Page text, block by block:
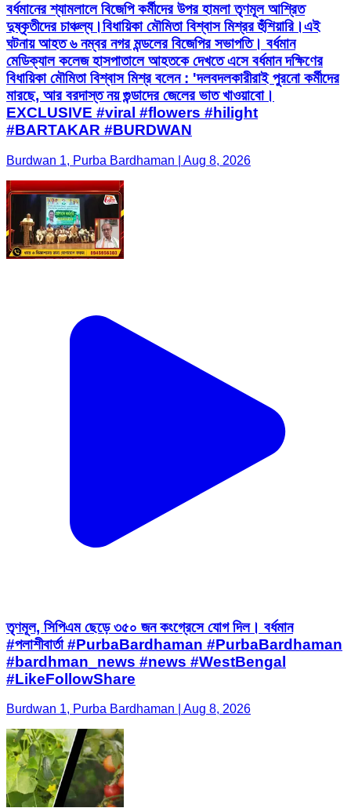
বর্ধমানের শ্যামলালে বিজেপি কর্মীদের উপর হামলা তৃণমূল আশ্রিত
দুষ্কৃতীদের চাঞ্চল্য।বিধায়িকা মৌমিতা বিশ্বাস মিশ্রর হুঁশিয়ারি।এই
ঘটনায় আহত ৬ নম্বর নগর মন্ডলের বিজেপির সভাপতি। বর্ধমান
মেডিক্যাল কলেজ হাসপাতালে আহতকে দেখতে এসে বর্ধমান দক্ষিণের
বিধায়িকা মৌমিতা বিশ্বাস মিশ্র বলেন : 'দলবদলকারীরাই পুরনো কর্মীদের
মারছে, আর বরদাস্ত নয় গুন্ডাদের জেলের ভাত খাওয়াবো।
EXCLUSIVE #viral #flowers #hilight
#BARTAKAR #BURDWAN
Burdwan 1, Purba Bardhaman | Aug 8, 2026
তৃণমূল, সিপিএম ছেড়ে ৩৫০ জন কংগ্রেসে যোগ দিল। বর্ধমান
#পলাশীবার্তা #PurbaBardhaman #PurbaBardhaman
#bardhman_news #news #WestBengal
#LikeFollowShare
Burdwan 1, Purba Bardhaman | Aug 8, 2026